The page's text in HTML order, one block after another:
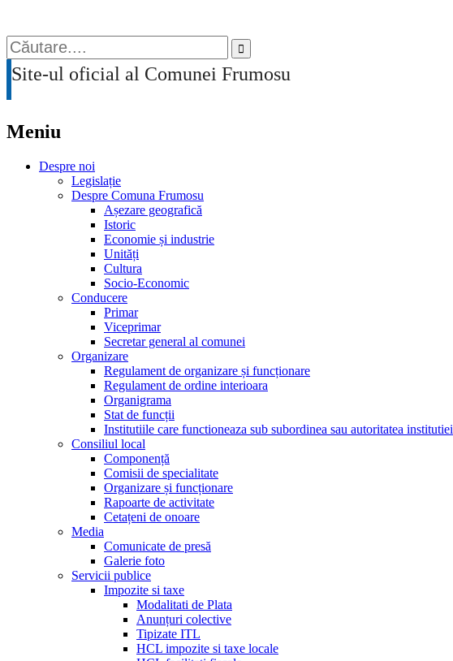
Search
for:
Site-ul oficial al Comunei Frumosu
Meniu
Despre noi
Legislație
Despre Comuna Frumosu
Așezare geografică
Istoric
Economie și industrie
Unități
Cultura
Socio-Economic
Conducere
Primar
Viceprimar
Secretar general al comunei
Organizare
Regulament de organizare și funcționare
Regulament de ordine interioara
Organigrama
Stat de funcții
Institutiile care functioneaza sub subordinea sau autoritatea institutiei
Consiliul local
Componență
Comisii de specialitate
Organizare și funcționare
Rapoarte de activitate
Cetațeni de onoare
Media
Comunicate de presă
Galerie foto
Servicii publice
Impozite si taxe
Modalitati de Plata
Anunțuri colective
Tipizate ITL
HCL impozite si taxe locale